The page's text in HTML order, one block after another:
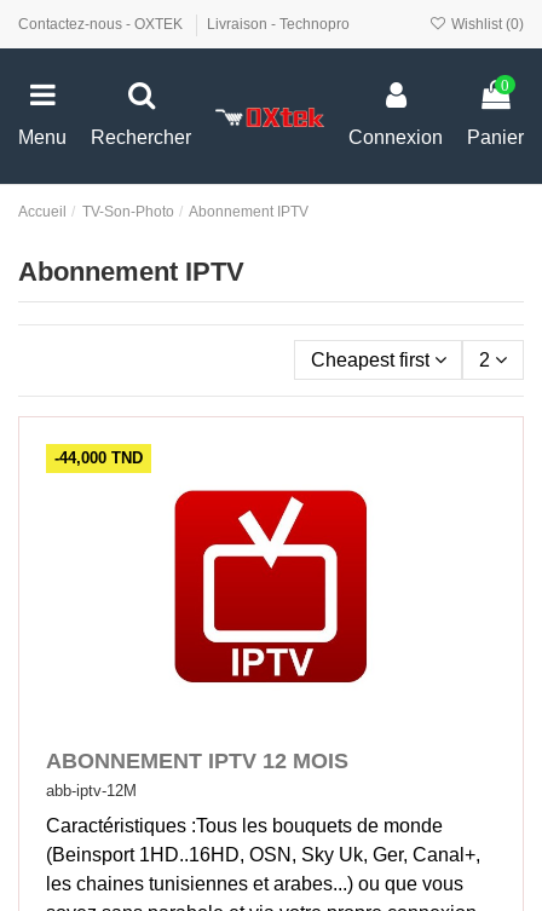
Contactez-nous - OXTEK Livraison - Technopro Wishlist (0)
Menu Rechercher Connexion
0
Panier
Accueil TV-Son-Photo Abonnement IPTV
Abonnement IPTV
Cheapest first 2
-44,000 TND
ABONNEMENT IPTV 12 MOIS
abb-iptv-12M
Caractéristiques :Tous les bouquets de monde
(Beinsport 1HD..16HD, OSN, Sky Uk, Ger, Canal+,
les chaines tunisiennes et arabes...) ou que vous